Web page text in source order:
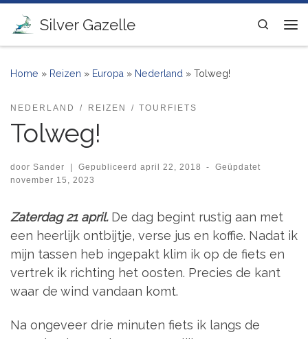
Ga naar inhoud
Silver Gazelle
Search
Home » Reizen » Europa » Nederland » Tolweg!
NEDERLAND REIZEN TOURFIETS
Tolweg!
door Sander | Gepubliceerd april 22, 2018 -
Geüpdatet
november 15, 2023
Zaterdag 21 april. De dag begint rustig aan met
een heerlijk ontbijtje, verse jus en koffie. Nadat ik
mijn tassen heb ingepakt klim ik op de fiets en
vertrek ik richting het oosten. Precies de kant
waar de wind vandaan komt.
Na ongeveer drie minuten fiets ik langs de